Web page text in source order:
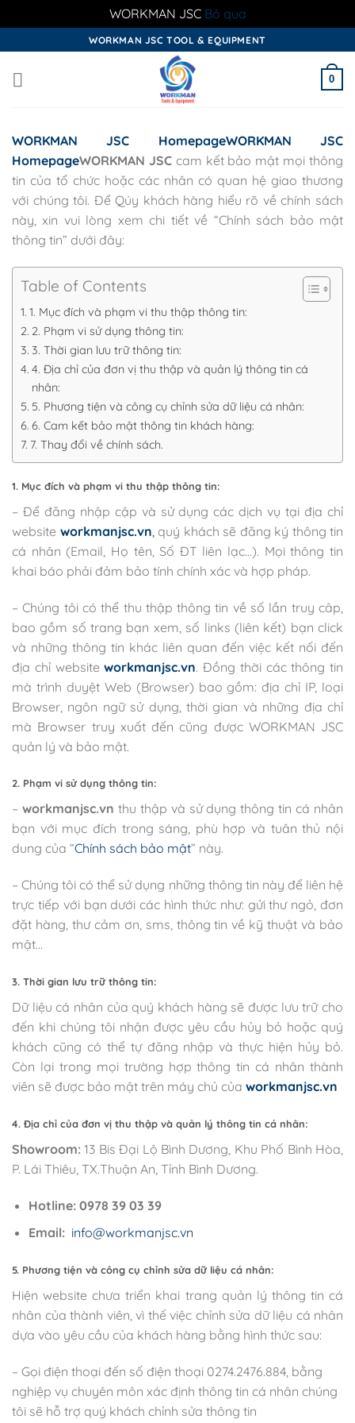
WORKMAN JSC Bỏ qua
to
content
WORKMAN JSC TOOL & EQUIPMENT
0
WORKMAN JSC HomepageWORKMAN JSC
HomepageWORKMAN JSCcam kết bảo mật mọi thông
tin của tổ chức hoặc các nhân có quan hệ giao thương
với chúng tôi. Để Qúy khách hàng hiểu rõ về chính sách
này, xin vui lòng xem chi tiết về “Chính sách bảo mật
thông tin” dưới đây:
Table of Contents
1. Mục đích và phạm vi thu thập thông tin:
2. Phạm vi sử dụng thông tin:
3. Thời gian lưu trữ thông tin:
4. Địa chỉ của đơn vị thu thập và quản lý thông tin cá
nhân:
5. Phương tiện và công cụ chỉnh sửa dữ liệu cá nhân:
6. Cam kết bảo mật thông tin khách hàng:
7. Thay đổi về chính sách.
1. Mục đích và phạm vi thu thập thông tin:
– Để đăng nhập cập và sử dụng các dịch vụ tại địa chỉ
website workmanjsc.vn quý khách sẽ đăng ký thông tin
cá nhân (Email, Họ tên, Số ĐT liên lạc…). Mọi thông tin
khai báo phải đảm bảo tính chính xác và hợp pháp.
– Chúng tôi có thể thu thập thông tin về số lần truy câp,
bao gồm số trang bạn xem, số links (liên kết) bạn click
và những thông tin khác liên quan đến việc kết nối đến
địa chỉ websiteworkmanjsc.vn. Đồng thời các thông tin
mà trình duyệt Web (Browser) bao gồm: địa chỉ IP, loại
Browser, ngôn ngữ sử dụng, thời gian và những địa chỉ
mà Browser truy xuất đến cũng được WORKMAN JSC
quản lý và bảo mật.
2. Phạm vi sử dụng thông tin:
– workmanjsc.vn thu thập và sử dụng thông tin cá nhân
bạn với mục đích trong sáng, phù hợp và tuân thủ nội
dung của “Chính sách bảo mật” này.
– Chúng tôi có thể sử dụng những thông tin này để liên hệ
trực tiếp với bạn dưới các hình thức như: gửi thư ngỏ, đơn
đặt hàng, thư cảm ơn, sms, thông tin về kỹ thuật và bảo
mật…
3. Thời gian lưu trữ thông tin:
Dữ liệu cá nhân của quý khách hàng sẽ được lưu trữ cho
đến khi chúng tôi nhận được yêu cầu hủy bỏ hoặc quý
khách cũng có thể tự đăng nhập và thực hiện hủy bỏ.
Còn lại trong mọi trường hợp thông tin cá nhân thành
viên sẽ được bảo mật trên máy chủ của workmanjsc.vn
4. Địa chỉ của đơn vị thu thập và quản lý thông tin cá nhân:
Showroom: 13 Bis Đại Lộ Bình Dương, Khu Phố Bình Hòa,
P. Lái Thiêu, TX.Thuận An, Tỉnh Bình Dương.
Hotline: 0978 39 03 39
Email: info@workmanjsc.vn
5. Phương tiện và công cụ chỉnh sửa dữ liệu cá nhân:
Hiện website chưa triển khai trang quản lý thông tin cá
nhân của thành viên, vì thế việc chỉnh sửa dữ liệu cá nhân
dựa vào yêu cầu của khách hàng bằng hình thức sau:
– Gọi điện thoại đến số điện thoại 0274.2476.884, bằng
nghiệp vụ chuyên môn xác định thông tin cá nhân chúng
tôi sẽ hỗ trợ quý khách chỉnh sửa thông tin